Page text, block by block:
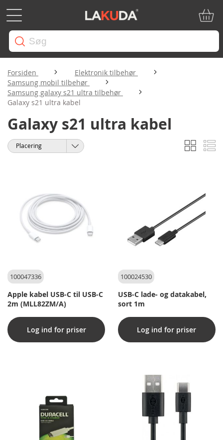
Forsiden
Elektronik tilbehør
Samsung mobil tilbehør
Samsung galaxy s21 ultra tilbehør
Galaxy s21 ultra kabel
Galaxy s21 ultra kabel
Vis
som
Gitter
Sorter
100047336
Apple kabel USB-C til USB-C
2m (MLL82ZM/A)
Log ind for priser
100024530
USB-C lade- og datakabel,
sort 1m
Log ind for priser